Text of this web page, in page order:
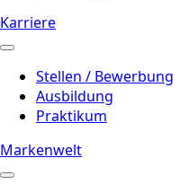
Karriere
Stellen / Bewerbung
Ausbildung
Praktikum
Markenwelt